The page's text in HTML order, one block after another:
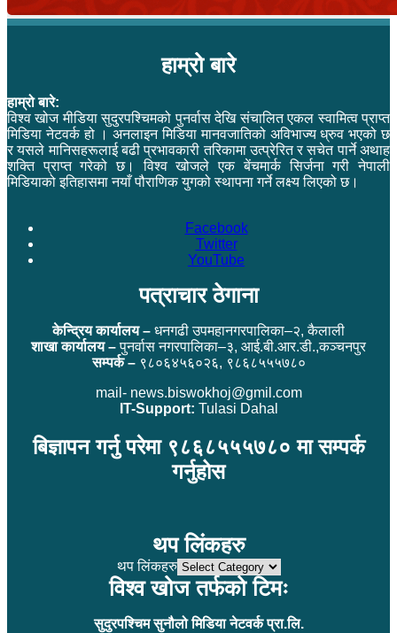
हाम्रो बारे
हाम्रो बारे:
विश्व खोज मीडिया सुदुरपश्चिमको पुनर्वास देखि संचालित एकल स्वामित्व प्राप्त
मिडिया नेटवर्क हो । अनलाइन मिडिया मानवजातिको अविभाज्य ध्रुव भएको छ
र यसले मानिसहरूलाई बढी प्रभावकारी तरिकामा उत्प्रेरित र सचेत पार्ने अथाह
शक्ति प्राप्त गरेको छ। विश्व खोजले एक बेंचमार्क सिर्जना गरी नेपाली
मिडियाको इतिहासमा नयाँ पौराणिक युगको स्थापना गर्ने लक्ष्य लिएको छ।
Facebook
Twitter
YouTube
पत्राचार ठेगाना
केन्द्रिय कार्यालय – धनगढी उपमहानगरपालिका–२, कैलाली
शाखा कार्यालय –पुनर्वास नगरपालिका–३, आई.बी.आर.डी.,कञ्चनपुर
सम्पर्क –९८०६४५६०२६, ९८६८५५५७८०
mail- news.biswokhoj@gmil.com
IT-Support: Tulasi Dahal
बिज्ञापन गर्नु परेमा ९८६८५५५७८० मा सम्पर्क
गर्नुहोस
थप लिंकहरु
थप लिंकहरु
विश्व खोज तर्फको टिमः
सुदुरपश्चिम सुनौलो मिडिया नेटवर्क प्रा.लि.